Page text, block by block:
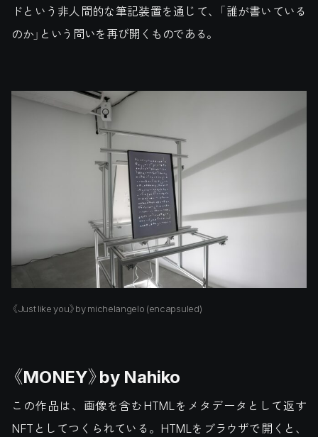
ドという非人間的な筆記装置を通じて、「誰が書いている
のか」という問いを再び開くものである。
《Just like you》by michelangelo (encapsuled)
《MONEY》by Nahiko
この作品は、画像を含むHTMLをメタデータとして返す
NFTとしてつくられている。HTMLをブラウザで開くと、